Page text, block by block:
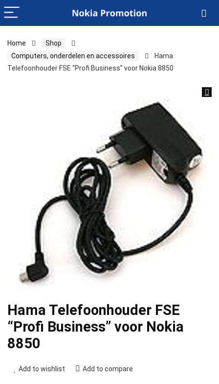
Home
Shop
Computers, onderdelen en accessoires
Hama
Telefoonhouder FSE “Profi Business” voor Nokia 8850
Hama Telefoonhouder FSE
“Profi Business” voor Nokia
8850
Add to wishlist Add to compare